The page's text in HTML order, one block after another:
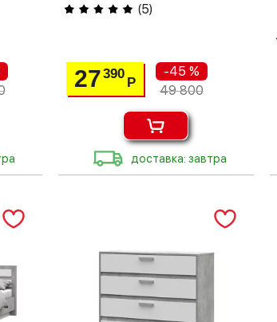
(5)
27390
Р
-45 %
49 800
доставка: завтра